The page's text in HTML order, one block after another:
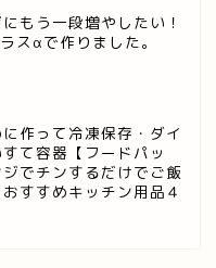
もう一段増やしたい！
スαで作りました。
作って冷凍保存・ダイ
て容器【フードパッ
でチンするだけでご飯
すすめキッチン用品４